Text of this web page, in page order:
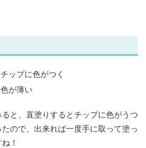
ップに色がつく
が薄い
と、直塗りするとチップに色がうつ
ので、出来れば一度手に取って塗っ
！